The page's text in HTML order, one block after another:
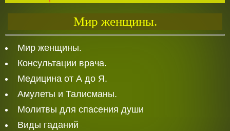
Мир женщины.
Мир женщины.
Консультации врача.
Медицина от А до Я.
Амулеты и Талисманы.
Молитвы для спасения души
Виды гаданий